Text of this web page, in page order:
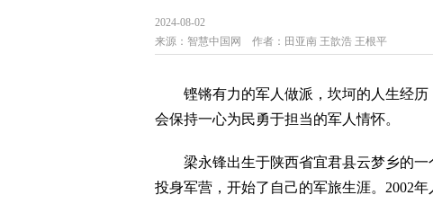
2024-08-02
来源： 智慧中国网 作者： 田亚南 王歆浩 王根平
铿锵有力的军人做派，坎坷的人生经历
会保持一心为民勇于担当的军人情怀。
梁永锋出生于陕西省宜君县云梦乡的一
投身军营，开始了自己的军旅生涯。2002